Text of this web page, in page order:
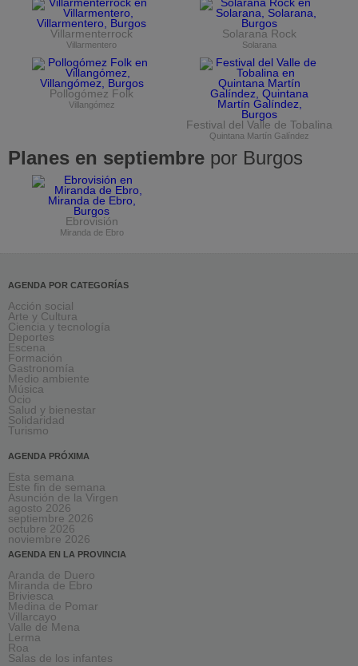
Villarmenterrock
Villarmentero
Solarana Rock
Solarana
Pollogómez Folk
Villangómez
Festival del Valle de Tobalina
Quintana Martín Galíndez
Planes en septiembre por Burgos
Ebrovisión
Miranda de Ebro
AGENDA POR CATEGORÍAS
Acción social
Arte y Cultura
Ciencia y tecnología
Deportes
Escena
Formación
Gastronomía
Medio ambiente
Música
Ocio
Salud y bienestar
Solidaridad
Turismo
AGENDA PRÓXIMA
Esta semana
Este fin de semana
Asunción de la Virgen
agosto 2026
septiembre 2026
octubre 2026
noviembre 2026
AGENDA EN LA PROVINCIA
Aranda de Duero
Miranda de Ebro
Briviesca
Medina de Pomar
Villarcayo
Valle de Mena
Lerma
Roa
Salas de los infantes